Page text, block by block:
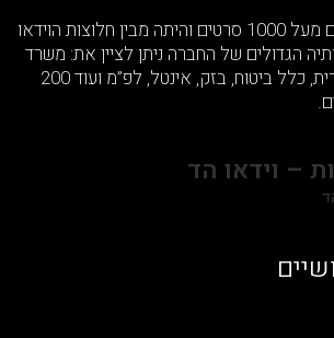
החברה הפיקה עד היום מעל 1000 סרטים והיתה מבין חלוצות הוידאו
הגדולים של החברה ניתן לציין את: משרד
החוץ, התעשייה האווירית, כלל ביטוח, בזק, אינטל, לפ”מ ועוד 200
– וידאו הד